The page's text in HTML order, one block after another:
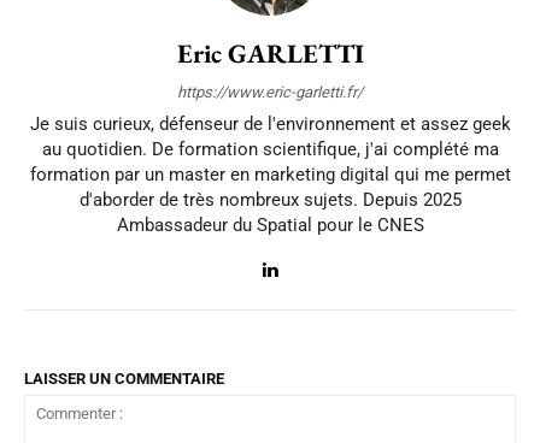
Eric GARLETTI
https://www.eric-garletti.fr/
Je suis curieux, défenseur de l'environnement et assez geek
au quotidien. De formation scientifique, j'ai complété ma
formation par un master en marketing digital qui me permet
d'aborder de très nombreux sujets. Depuis 2025
Ambassadeur du Spatial pour le CNES
LAISSER UN COMMENTAIRE